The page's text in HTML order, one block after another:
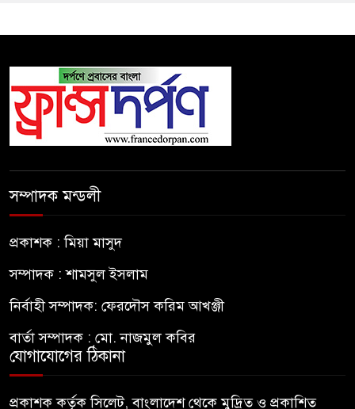
সম্পাদক মন্ডলী
প্রকাশক : মিয়া মাসুদ
সম্পাদক : শামসুল ইসলাম
নির্বাহী সম্পাদক: ফেরদৌস করিম আখঞ্জী
বার্তা সম্পাদক : মো. নাজমুল কবির
যোগাযোগের ঠিকানা
প্রকাশক কর্তৃক সিলেট, বাংলাদেশ থেকে মুদ্রিত ও প্রকাশিত